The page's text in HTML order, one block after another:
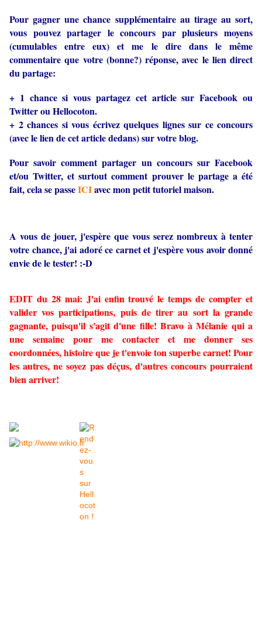
Pour gagner une chance supplémentaire au tirage au sort,
vous pouvez partager le concours par plusieurs moyens
(cumulables entre eux) et me le dire dans le même
commentaire que votre (bonne?) réponse, avec le lien direct
du partage:
+ 1 chance si vous partagez cet article sur Facebook ou
Twitter ou Hellocoton.
+ 2 chances si vous écrivez quelques lignes sur ce concours
(avec le lien de cet article dedans) sur votre blog.
Pour savoir comment partager un concours sur Facebook
et/ou Twitter, et surtout comment prouver le partage a été
fait, cela se passeICIavec mon petit tutoriel maison.
A vous de jouer, j'espère que vous serez nombreux à tenter
votre chance, j'ai adoré ce carnet et j'espère vous avoir donné
envie de le tester! :-D
EDIT du 28 mai: J'ai enfin trouvé le temps de compter et
valider vos participations, puis de tirer au sort la grande
gagnante, puisqu'il s'agit d'une fille! Bravo à Mélanie qui a
une semaine pour me contacter et me donner ses
coordonnées, histoire que je t'envoie ton superbe carnet! Pour
les autres, ne soyez pas déçus, d'autres concours pourraient
bien arriver!